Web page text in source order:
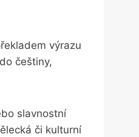
výrazu
češtiny,
slavnostní
či kulturní